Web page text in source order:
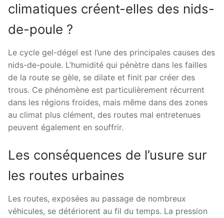
climatiques créent-elles des nids-
de-poule ?
Le cycle gel-dégel est l’une des principales causes des
nids-de-poule. L’humidité qui pénètre dans les failles
de la route se gèle, se dilate et finit par créer des
trous. Ce phénomène est particulièrement récurrent
dans les régions froides, mais même dans des zones
au climat plus clément, des routes mal entretenues
peuvent également en souffrir.
Les conséquences de l’usure sur
les routes urbaines
Les routes, exposées au passage de nombreux
véhicules, se détériorent au fil du temps. La pression